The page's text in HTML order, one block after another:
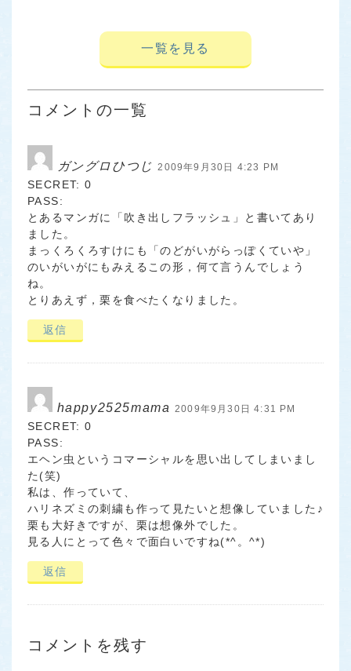
一覧を見る
コメントの一覧
ガングロひつじ 2009年9月30日 4:23 PM
SECRET: 0
PASS:
とあるマンガに「吹き出しフラッシュ」と書いてあり
ました。
まっくろくろすけにも「のどがいがらっぽくていや」
のいがいがにもみえるこの形，何て言うんでしょう
ね。
とりあえず，栗を食べたくなりました。
返信
happy2525mama 2009年9月30日 4:31 PM
SECRET: 0
PASS:
エヘン虫というコマーシャルを思い出してしまいまし
た(笑)
私は、作っていて、
ハリネズミの刺繍も作って見たいと想像していました♪
栗も大好きですが、栗は想像外でした。
見る人にとって色々で面白いですね(*^。^*)
返信
コメントを残す